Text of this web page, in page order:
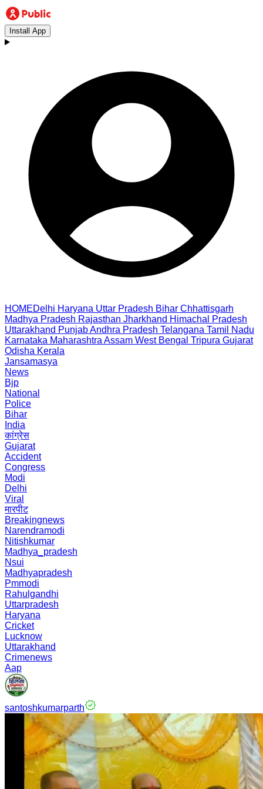
Install App
HOMEDelhi Haryana Uttar Pradesh Bihar Chhattisgarh
Madhya Pradesh Rajasthan Jharkhand Himachal Pradesh
Uttarakhand PunjabAndhra Pradesh Telangana Tamil Nadu
Karnataka Maharashtra Assam West Bengal Tripura Gujarat
Odisha Kerala
Jansamasya
News
Bjp
National
Police
Bihar
India
कांग्रेस
Gujarat
Accident
Congress
Modi
Delhi
Viral
मारपीट
Breakingnews
Narendramodi
Nitishkumar
Madhya_pradesh
Nsui
Madhyapradesh
Pmmodi
Rahulgandhi
Uttarpradesh
Haryana
Cricket
Lucknow
Uttarakhand
Crimenews
Aap
santoshkumarparth